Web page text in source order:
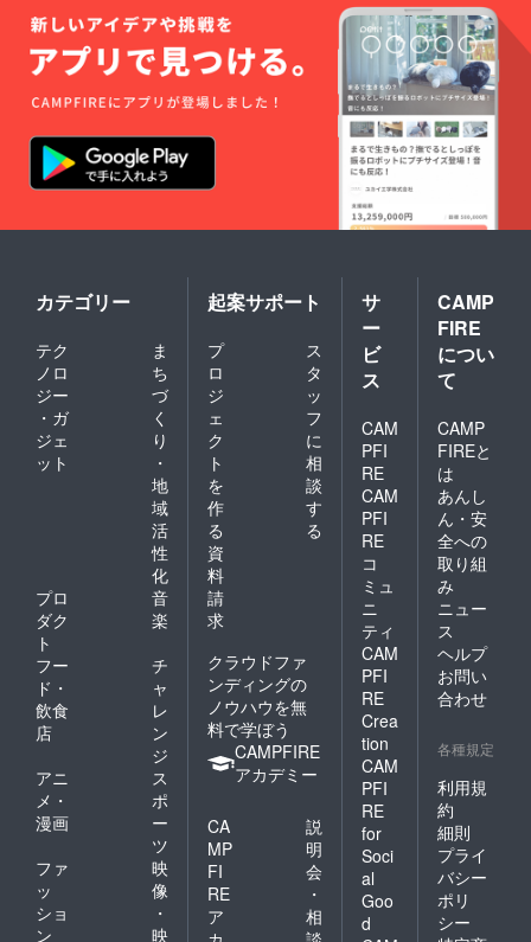
す。 ☆
数量限
定で
す。
カテゴリー
テク
ノロ
ジー
・ガ
ジェ
ット
ま
ち
づ
く
り
・
地
域
活
性
化
プロ
ダク
ト
音
楽
フー
ド・
飲食
店
チ
ャ
レ
ン
ジ
アニ
メ・
漫画
ス
ポ
ー
ツ
ファ
ッ
ショ
ン
映
像
・
映
起案サポート
プ
ロ
ジ
ェ
ク
ト
を
作
る
ス
タ
ッ
フ
に
相
談
す
る
資
料
請
求
クラウドファ
ンディングの
ノウハウを無
料で学ぼう
CAMPFIRE
アカデミー
CA
MP
FI
RE
ア
説
明
会
・
相
サ
ー
ビ
ス
CAM
PFI
RE
CAM
PFI
RE
コ
ミュ
ニ
ティ
CAM
PFI
RE
Crea
tion
CAM
PFI
RE
for
Soci
al
Goo
d
CAMP
FIRE
につい
て
CAMP
FIREと
は
あんし
ん・安
全への
取り組
み
ニュー
ス
ヘルプ
お問い
合わせ
各種規定
利用規
約
細則
プライ
バシー
ポリ
シー